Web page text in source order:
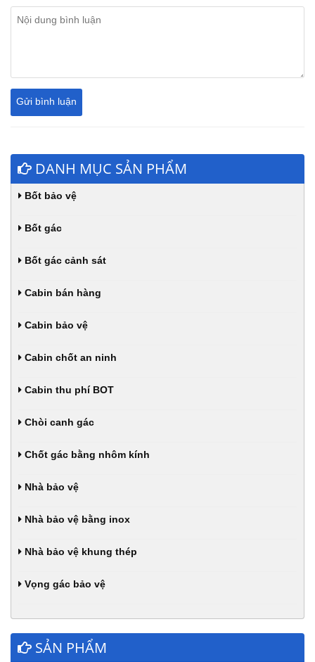
DANH MỤC SẢN PHẨM
Bốt bảo vệ
Bốt gác
Bốt gác cảnh sát
Cabin bán hàng
Cabin bảo vệ
Cabin chốt an ninh
Cabin thu phí BOT
Chòi canh gác
Chốt gác bằng nhôm kính
Nhà bảo vệ
Nhà bảo vệ bằng inox
Nhà bảo vệ khung thép
Vọng gác bảo vệ
SẢN PHẨM